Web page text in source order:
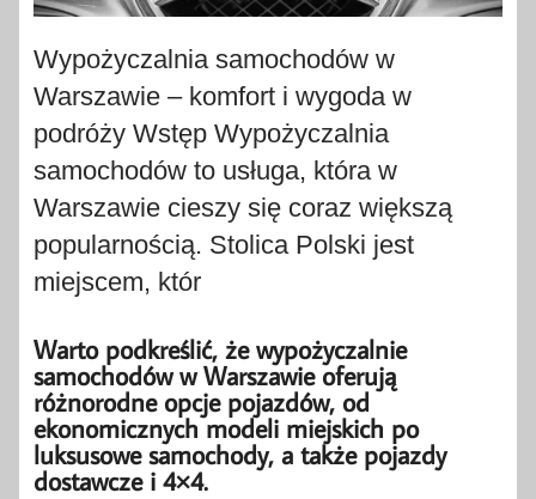
Wypożyczalnia samochodów w
Warszawie – komfort i wygoda w
podróży Wstęp Wypożyczalnia
samochodów to usługa, która w
Warszawie cieszy się coraz większą
popularnością. Stolica Polski jest
miejscem, któr
Warto podkreślić, że wypożyczalnie
samochodów w Warszawie oferują
różnorodne opcje pojazdów, od
ekonomicznych modeli miejskich po
luksusowe samochody, a także pojazdy
dostawcze i 4×4.